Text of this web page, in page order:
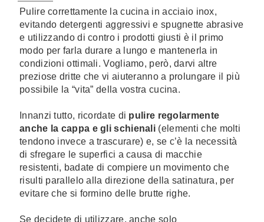
Pulire correttamente la cucina in acciaio inox,
evitando detergenti aggressivi e spugnette abrasive
e utilizzando di contro i prodotti giusti è il primo
modo per farla durare a lungo e mantenerla in
condizioni ottimali. Vogliamo, però, darvi altre
preziose dritte che vi aiuteranno a prolungare il più
possibile la “vita” della vostra cucina.
Innanzi tutto, ricordate di pulire regolarmente
anche la cappa e gli schienali (elementi che molti
tendono invece a trascurare) e, se c’è la necessità
di sfregare le superfici a causa di macchie
resistenti, badate di compiere un movimento che
risulti parallelo alla direzione della satinatura, per
evitare che si formino delle brutte righe.
Se decidete di utilizzare, anche solo